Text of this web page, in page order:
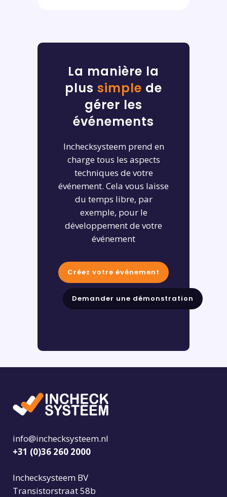
La manière la
plus simple de
gérer les
événements
Inchecksysteem prend en
charge tous les aspects
techniques de votre
événement. Cela vous laisse
du temps libre, par
exemple, pour le
développement de votre
événement
Créez votre événement
Demander une démonstration
info@inchecksysteem.nl
+31 (0)36 260 2000
Inchecksysteem BV
Transistorstraat 58b